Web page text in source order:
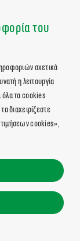
του
σχετικά
η λειτουργία
όλα τα cookies
διαχειρίζεστε
cookies»,